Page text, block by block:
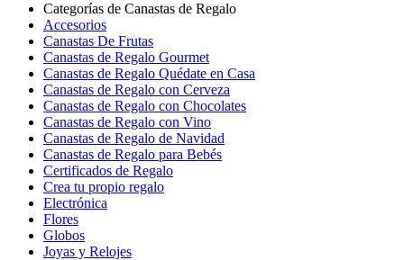
Categorías de Canastas de Regalo
Accesorios
Canastas De Frutas
Canastas de Regalo Gourmet
Canastas de Regalo Quédate en Casa
Canastas de Regalo con Cerveza
Canastas de Regalo con Chocolates
Canastas de Regalo con Vino
Canastas de Regalo de Navidad
Canastas de Regalo para Bebés
Certificados de Regalo
Crea tu propio regalo
Electrónica
Flores
Globos
Joyas y Relojes